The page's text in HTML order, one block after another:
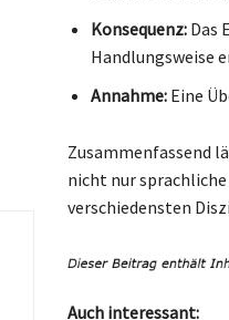
Konsequenz: Das
Handlungsweise
Annahme: Eine
Zusammenfassend
nicht nur
verschiedensten
Auch interessant: